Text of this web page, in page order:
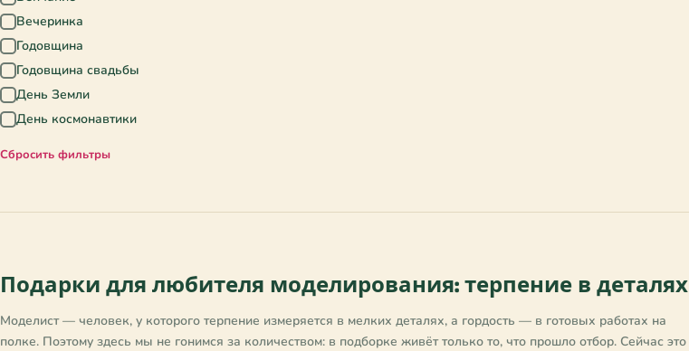
✓ Любитель качественных
украшений
✓ Любитель книг
✓ Любитель комиксов
✓ Любитель комфорта
✓ Любитель космоса
✓ Любитель кофе
✓
Любитель необычного дизайна
Любитель необычных
украшений
Вечеринка
Годовщина
Годовщина свадьбы
День Земли
День космонавтики
✓ Лето
✓ Рождество
✓
✓ Свадьба (медная)
Сбросить фильтры
Подарки для любителя моделирования: терпение в деталях
Моделист — человек, у которого терпение измеряется в мелких деталях, а гордость — в готовых работах на
полке. Поэтому здесь мы не гонимся за количеством: в подборке живёт только то, что прошло отбор. Сейчас это